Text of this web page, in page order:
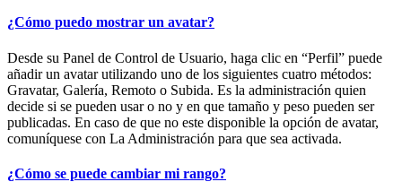
¿Cómo puedo mostrar un avatar?
Desde su Panel de Control de Usuario, haga clic en “Perfil” puede
añadir un avatar utilizando uno de los siguientes cuatro métodos:
Gravatar, Galería, Remoto o Subida. Es la administración quien
decide si se pueden usar o no y en que tamaño y peso pueden ser
publicadas. En caso de que no este disponible la opción de avatar,
comuníquese con La Administración para que sea activada.
¿Cómo se puede cambiar mi rango?